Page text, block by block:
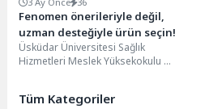
Fenomen önerileriyle değil,
uzman desteğiyle ürün seçin!
Üsküdar Üniversitesi Sağlık
Hizmetleri Meslek Yüksekokulu Dr.
Tüm Kategoriler